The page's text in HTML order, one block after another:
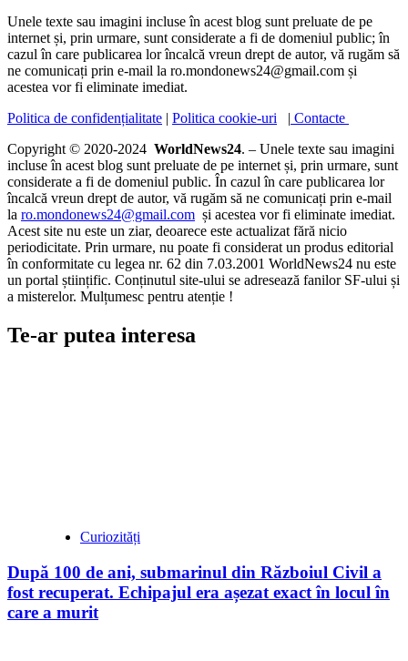
Unele texte sau imagini incluse în acest blog sunt preluate de pe
internet și, prin urmare, sunt considerate a fi de domeniul public; în
cazul în care publicarea lor încalcă vreun drept de autor, vă rugăm să
ne comunicați prin e-mail la ro.mondonews24@gmail.com și
acestea vor fi eliminate imediat.
Politica de confidențialitate | Politica cookie-uri | Contacte
Copyright © 2020-2024 WorldNews24. – Unele texte sau imagini
incluse în acest blog sunt preluate de pe internet și, prin urmare, sunt
considerate a fi de domeniul public. În cazul în care publicarea lor
încalcă vreun drept de autor, vă rugăm să ne comunicați prin e-mail
la ro.mondonews24@gmail.com și acestea vor fi eliminate imediat.
Acest site nu este un ziar, deoarece este actualizat fără nicio
periodicitate. Prin urmare, nu poate fi considerat un produs editorial
în conformitate cu legea nr. 62 din 7.03.2001 WorldNews24 nu este
un portal științific. Conținutul site-ului se adresează fanilor SF-ului și
a misterelor. Mulțumesc pentru atenție !
Te-ar putea interesa
Curiozități
După 100 de ani, submarinul din Războiul Civil a
fost recuperat. Echipajul era așezat exact în locul în
care a murit